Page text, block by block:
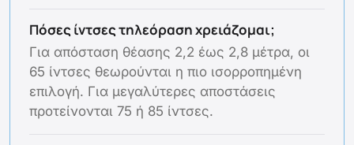
Πόσες ίντσες τηλεόραση χρειάζομαι;
Για απόσταση θέασης 2,2 έως 2,8 μέτρα, οι
65 ίντσες θεωρούνται η πιο ισορροπημένη
επιλογή. Για μεγαλύτερες αποστάσεις
προτείνονται 75 ή 85 ίντσες.